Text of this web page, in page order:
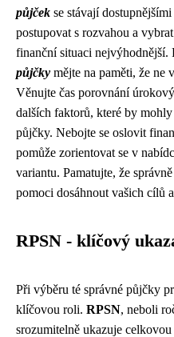
půjček se stávají
postupovat s rozvahou a
finanční situaci nejvýhodnější.
půjčky mějte na paměti, že ne
Věnujte čas porovnání
dalších faktorů, které by
půjčky. Nebojte se oslovit
pomůže zorientovat se v
variantu. Pamatujte, že
pomoci dosáhnout vašich cílů
RPSN - klíčový
Při výběru té správné půjčky
klíčovou roli. RPSN, neboli
srozumitelně ukazuje